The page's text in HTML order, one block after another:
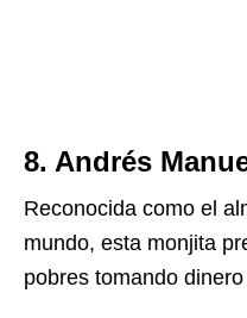
8. Andrés
Reconocida como el
mundo, esta monjita
pobres tomando